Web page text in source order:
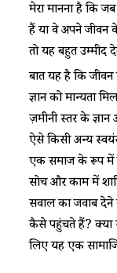
मेरा मानना है कि
हैं या वे अपने जीवन
तो यह बहुत उम्मीद
बात यह है कि
ज्ञान को मान्यता
ज़मीनी स्तर के
ऐसे किसी अन्य
एक समाज के रूप में
सोच और काम में
सवाल का जवाब
कैसे पहुंचते हैं? क्या
लिए यह एक